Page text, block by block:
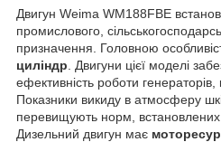
Двигун Weima WM188FВE
промислового,
призначення. Головною
циліндр . Двигуни цієї моделі
ефективність роботи генераторів,
Показники викиду в атмосферу
перевищують норм,
Дизельний двигун має